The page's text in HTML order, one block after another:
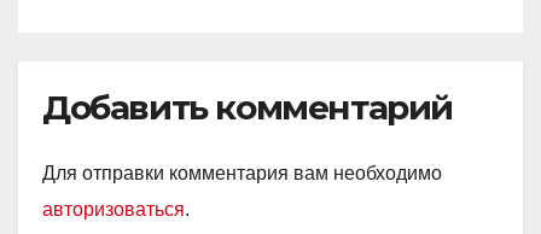
Добавить комментарий
Для отправки комментария вам необходимо
авторизоваться.